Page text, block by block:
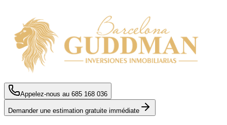
Appelez-nous au 685 168 036
Demander une estimation gratuite immédiate